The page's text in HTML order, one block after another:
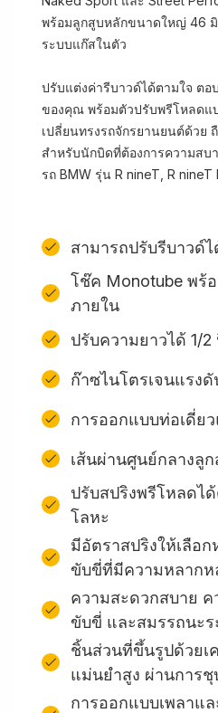
พร้อมลูกสูบหลักขนาดใหญ่ 46
ระบบแก๊สในตัว
ปรับแต่งค่ารีบาวด์ได้ตามใจ ต
ของคุณ พร้อมตัวปรับพรีโหลดแ
เปลี่ยนทรงรถจักรยานยนต์ด้วย
สำหรับนักบิดที่ต้องการความสบ
รถ BMW รุ่น R nineT, R
สามารถปรับรีบาวด์ไ
โช๊ค Monotube พร้
ภายใน
ปรับความยาวได้ 1/2
ก๊าซไนโตรเจนแรงดั
การออกแบบท่อเดี่ย
เส้นผ่านศูนย์กลางลู
ปรับสปริงพรีโหลดไ
โลหะ
มีอัตราสปริงให้เลือก
ขับขี่ที่มีความหลากห
ความสะดวกสบาย ค
ขับขี่ และสมรรถนะ
ชิ้นส่วนที่ขึ้นรูปด้วยเ
แม่นยำสูง ผ่านการ
การออกแบบเพลาแ